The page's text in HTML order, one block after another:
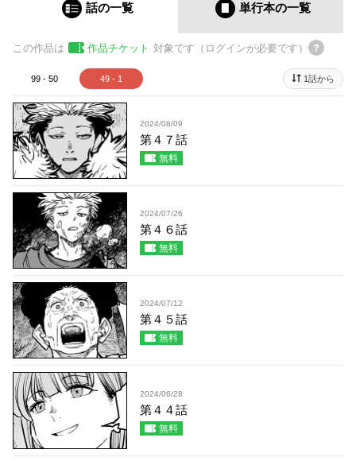
話の一覧 単行本の一覧
この作品は 作品チケット 対象です（ログインが必要です）
99 - 50 49 - 1 1話から
2024/08/09
第４７話
無料
2024/07/26
第４６話
無料
2024/07/12
第４５話
無料
2024/06/28
第４４話
無料